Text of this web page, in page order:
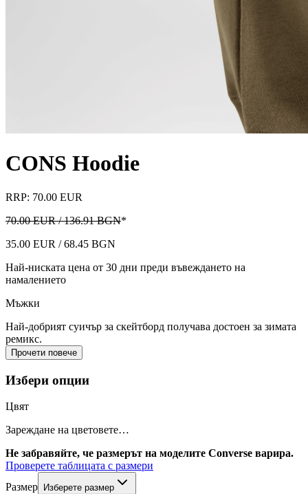
CONS Hoodie
RRP: 70.00 EUR
70.00 EUR / 136.91 BGN*
35.00 EUR / 68.45 BGN
Най-ниската цена от 30 дни преди въвеждането на
намалението
Мъжки
Най-добрият суичър за скейтборд получава достоен за зимата
ремикс.
Прочети повече
Избери опции
Цвят
Зареждане на цветовете…
Не забравяйте, че размерът на моделите Converse варира.
Проверете таблицата с размери
Размер
Изберете размер